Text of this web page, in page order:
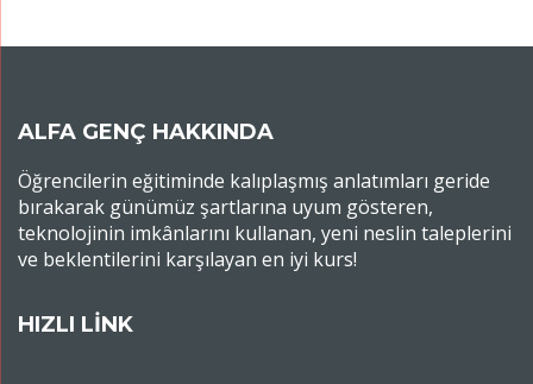
ALFA GENÇ HAKKINDA
Öğrencilerin eğitiminde kalıplaşmış anlatımları geride
bırakarak günümüz şartlarına uyum gösteren,
teknolojinin imkânlarını kullanan, yeni neslin taleplerini
ve beklentilerini karşılayan en iyi kurs!
HIZLI LİNK